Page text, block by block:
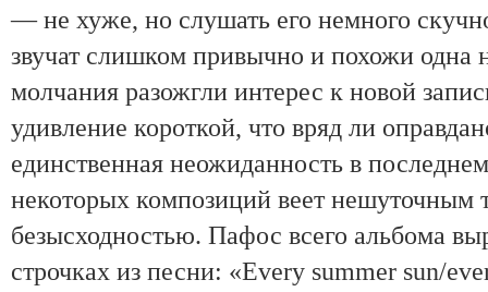
— не хуже, но слушать его немного
звучат слишком привычно и похожи одна
молчания разожгли интерес к новой
удивление короткой, что вряд ли
единственная неожиданность в послед
некоторых композиций веет нешуточным
безысходностью. Пафос всего альбома
строчках из песни: «Every summer sun/